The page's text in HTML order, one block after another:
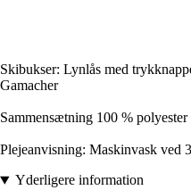
Skibukser: Lynlås med
Gamacher
Sammensætning 100 % polyester
Plejeanvisning: Maskinvask ved
Yderligere information